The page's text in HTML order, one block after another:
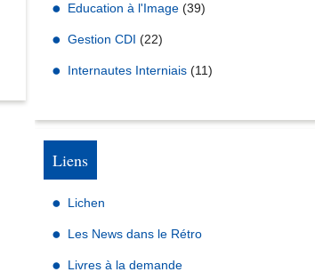
Education à l'Image (39)
Gestion CDI (22)
Internautes Interniais (11)
Liens
Lichen
Les News dans le Rétro
Livres à la demande